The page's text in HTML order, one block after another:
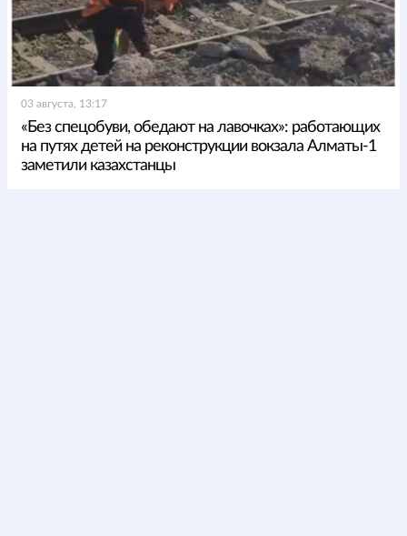
03 августа, 13:17
«Без спецобуви, обедают на лавочках»: работающих
на путях детей на реконструкции вокзала Алматы-1
заметили казахстанцы